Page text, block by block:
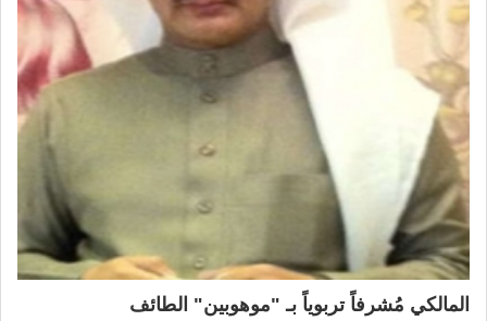
المالكي مُشرفاً تربوياً بـ "موهوبين" الطائف